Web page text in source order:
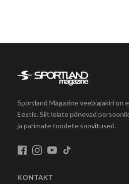
Sportland Magazine veebiajakiri on
Eestis. Siit leiate põnevad
ja parimate toodete soovitused.
KONTAKT